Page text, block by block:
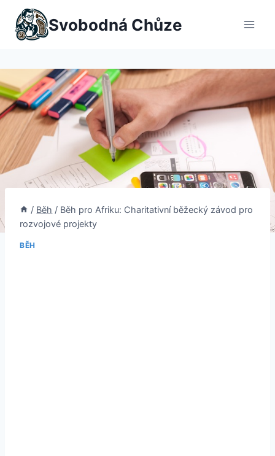
Přeskočit
obsah
Svobodná Chůze
/ Běh / Běh pro Afriku: Charitativní běžecký závod pro
rozvojové projekty
BĚH